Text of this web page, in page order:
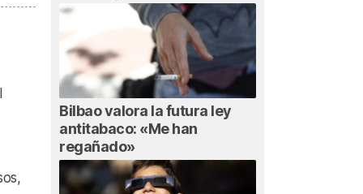
Bilbao valora la futura ley
antitabaco: «Me han
regañado»